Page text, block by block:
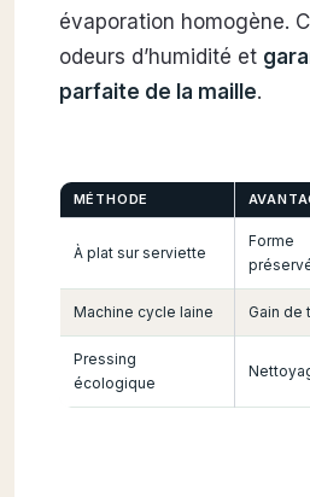
évaporation homogène.
odeurs d’humidité et
parfaite de la maille.
MÉTHODE
À plat sur serviette
Forme
Machine cycle laine Gain de
Pressing
écologique